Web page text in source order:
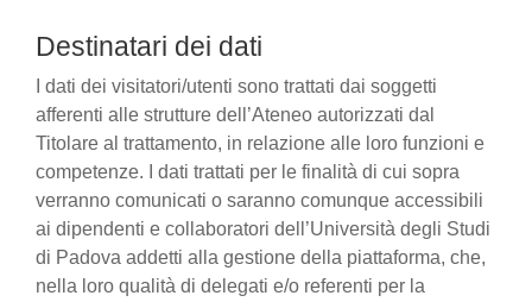
Destinatari dei dati
I dati dei visitatori/utenti sono trattati dai soggetti
afferenti alle strutture dell’Ateneo autorizzati dal
Titolare al trattamento, in relazione alle loro funzioni e
competenze. I dati trattati per le finalità di cui sopra
verranno comunicati o saranno comunque accessibili
ai dipendenti e collaboratori dell’Università degli Studi
di Padova addetti alla gestione della piattaforma, che,
nella loro qualità di delegati e/o referenti per la